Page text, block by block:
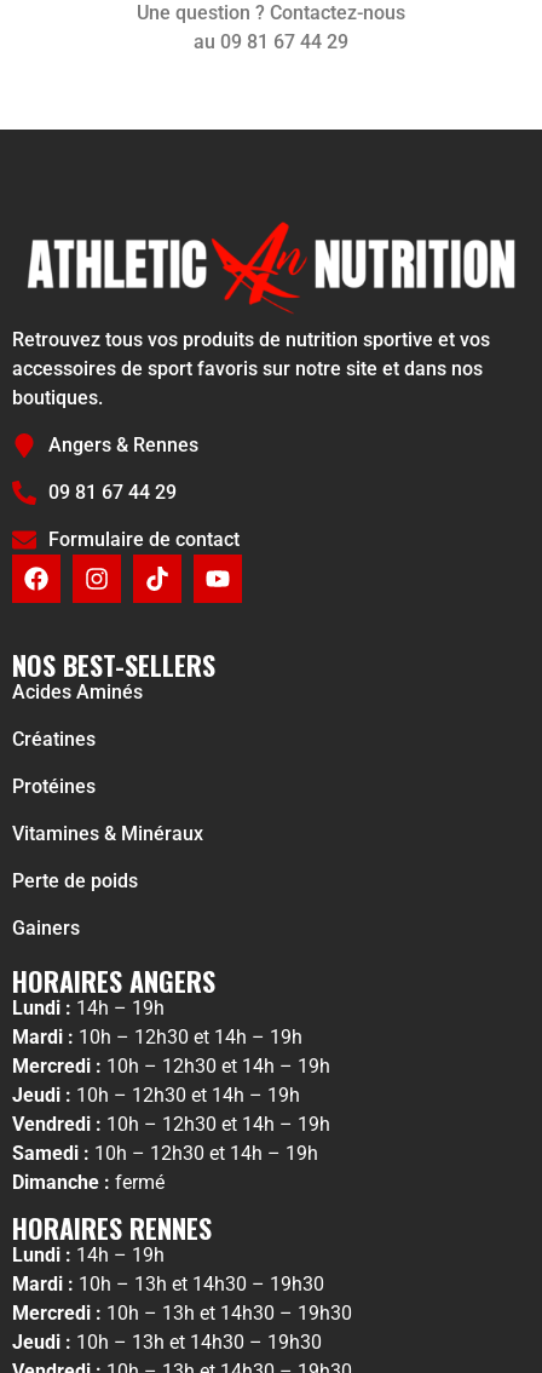
Une question ? Contactez-nous
au 09 81 67 44 29
Retrouvez tous vos produits de nutrition sportive et vos
accessoires de sport favoris sur notre site et dans nos
boutiques.
Angers & Rennes
09 81 67 44 29
Formulaire de contact
NOS BEST-SELLERS
Acides Aminés
Créatines
Protéines
Vitamines & Minéraux
Perte de poids
Gainers
HORAIRES ANGERS
Lundi : 14h – 19h
Mardi : 10h – 12h30 et 14h – 19h
Mercredi : 10h – 12h30 et 14h – 19h
Jeudi : 10h – 12h30 et 14h – 19h
Vendredi : 10h – 12h30 et 14h – 19h
Samedi : 10h – 12h30 et 14h – 19h
Dimanche : fermé
HORAIRES RENNES
Lundi : 14h – 19h
Mardi : 10h – 13h et 14h30 – 19h30
Mercredi : 10h – 13h et 14h30 – 19h30
Jeudi : 10h – 13h et 14h30 – 19h30